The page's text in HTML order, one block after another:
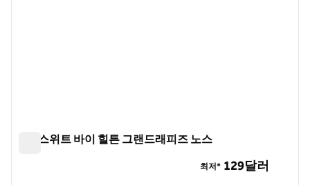
홈2 스위트 바이 힐튼 그랜드래피즈 노스
최저* 129달러